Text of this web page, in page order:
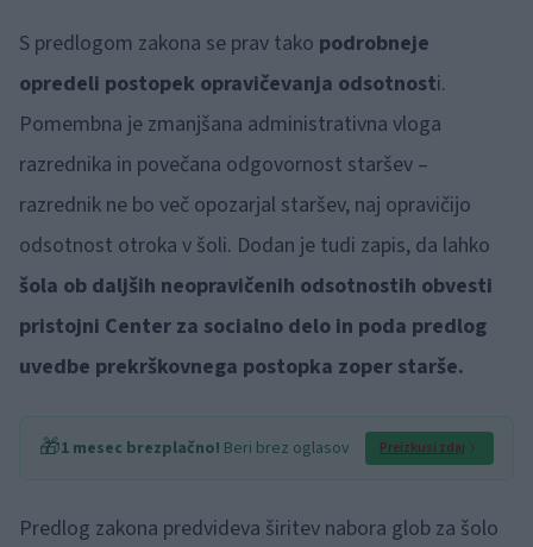
S predlogom zakona se prav tako podrobneje
opredeli postopek opravičevanja odsotnosti.
Pomembna je zmanjšana administrativna vloga
razrednika in povečana odgovornost staršev –
razrednik ne bo več opozarjal staršev, naj opravičijo
odsotnost otroka v šoli. Dodan je tudi zapis, da lahko
šola ob daljših neopravičenih odsotnostih obvesti
pristojni Center za socialno delo in poda predlog
uvedbe prekrškovnega postopka zoper starše.
🎁1 mesec brezplačno! Beri brez oglasov Preizkusi zdaj
Predlog zakona predvideva širitev nabora glob za šolo